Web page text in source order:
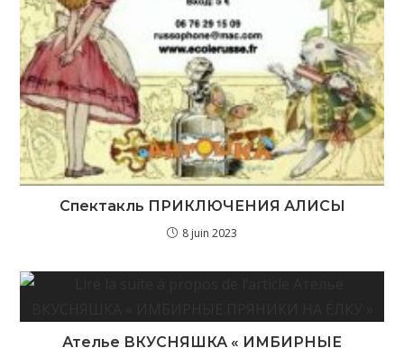
Спектакль ПРИКЛЮЧЕНИЯ АЛИСЫ
8 juin 2023
Ателье ВКУСНЯШКА « ИМБИРНЫЕ